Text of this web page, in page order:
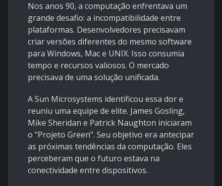
Nos anos 90, a computação enfrentava um
grande desafio: a incompatibilidade entre
plataformas. Desenvolvedores precisavam
criar versões diferentes do mesmo software
para Windows, Mac e UNIX. Isso consumia
tempo e recursos valiosos. O mercado
precisava de uma solução unificada.
A Sun Microsystems identificou essa dor e
reuniu uma equipe de elite. James Gosling,
Mike Sheridan e Patrick Naughton iniciaram
o "Projeto Green". Seu objetivo era antecipar
as próximas tendências da computação. Eles
perceberam que o futuro estava na
conectividade entre dispositivos.